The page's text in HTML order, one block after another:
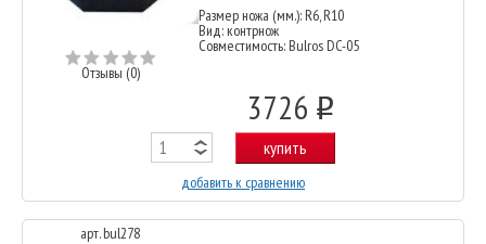
Отзывы (0)
Размер ножа (мм.): R6, R10
Вид: контрнож
Совместимость: Bulros DC-05
3726 o
купить
добавить к сравнению
арт. bul278